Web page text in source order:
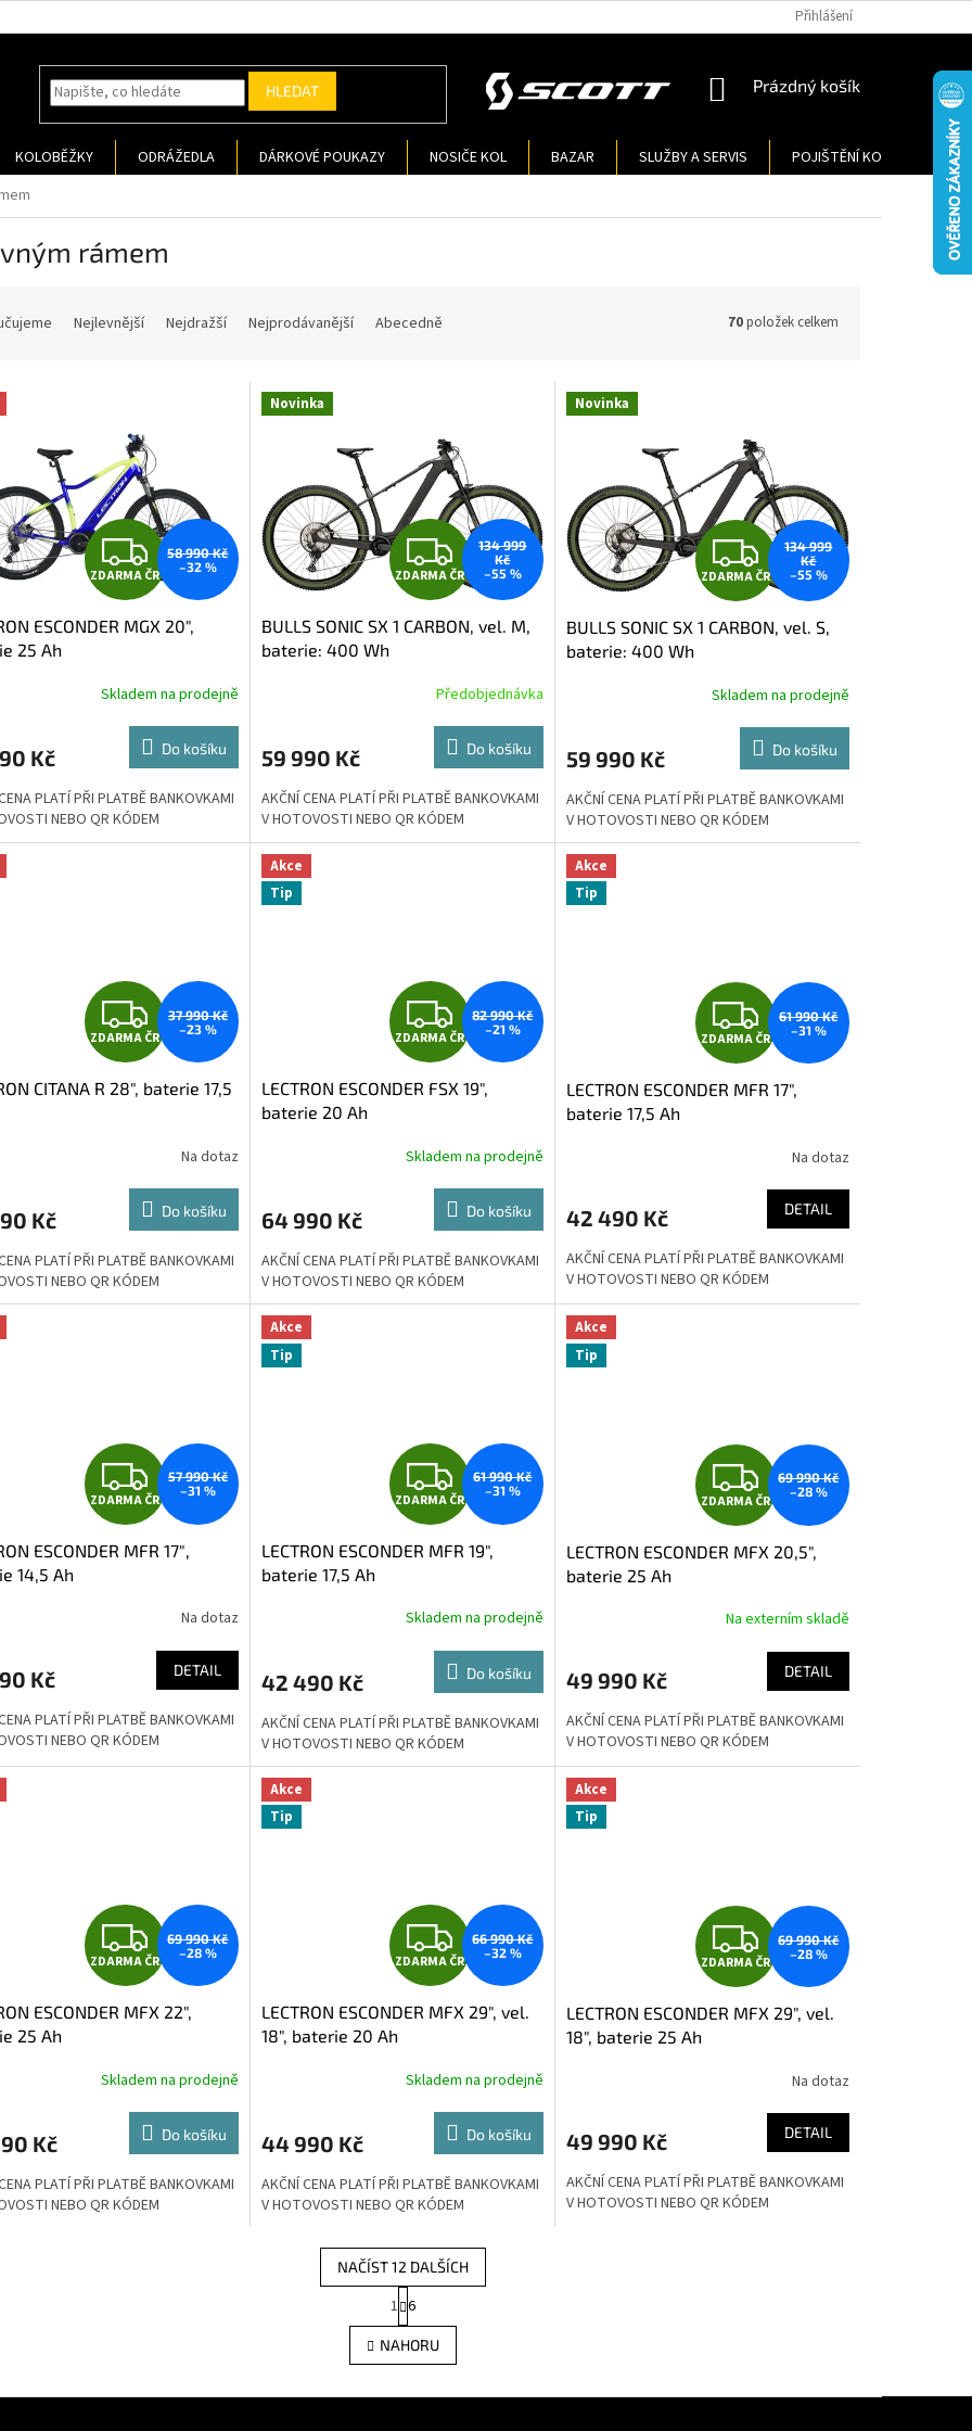
Přihlášení
HLEDAT
NÁKUPNÍ
Prázdný košík
KOLOBĚŽKY ODRÁŽEDLA DÁRKOVÉ POUKAZY NOSIČE KOL BAZAR SLUŽBY A SERVIS POJIŠTĚNÍ KOL
rámem
Nejlevnější Nejdražší Nejprodávanější Abecedně 70položek celkem
Z
D
A
R
M
A
ZDARMA ČR
58 990 Kč
–32 %
ESCONDER MGX 20",
25 Ah
Skladem na prodejně
Kč Do košíku
PLATÍ PŘI PLATBĚ BANKOVKAMI
NEBO QR KÓDEM
Novinka
Z
D
A
R
M
A
ZDARMA ČR
134 999
Kč
–55 %
BULLS SONIC SX 1 CARBON, vel. M,
baterie: 400 Wh
Předobjednávka
59 990 Kč Do košíku
AKČNÍ CENA PLATÍ PŘI PLATBĚ BANKOVKAMI
V HOTOVOSTI NEBO QR KÓDEM
Novinka
Z
D
A
R
M
A
ZDARMA ČR
134 999
Kč
–55 %
BULLS SONIC SX 1 CARBON, vel. S,
baterie: 400 Wh
Skladem na prodejně
59 990 Kč Do košíku
AKČNÍ CENA PLATÍ PŘI PLATBĚ BANKOVKAMI
V HOTOVOSTI NEBO QR KÓDEM
Z
D
A
M
A
ZDARMA ČR
37 990 Kč
–23 %
CITANA R 28", baterie 17,5
Na dotaz
Kč Do košíku
PLATÍ PŘI PLATBĚ BANKOVKAMI
NEBO QR KÓDEM
Akce
Tip
Z
D
A
R
M
A
ZDARMA ČR
82 990 Kč
–21 %
LECTRON ESCONDER FSX 19",
baterie 20 Ah
Skladem na prodejně
64 990 Kč Do košíku
AKČNÍ CENA PLATÍ PŘI PLATBĚ BANKOVKAMI
V HOTOVOSTI NEBO QR KÓDEM
Akce
Tip
Z
D
A
M
A
ZDARMA ČR
61 990 Kč
–31 %
LECTRON ESCONDER MFR 17",
baterie 17,5 Ah
Na dotaz
42 490 Kč DETAIL
AKČNÍ CENA PLATÍ PŘI PLATBĚ BANKOVKAMI
V HOTOVOSTI NEBO QR KÓDEM
Z
D
A
M
A
ZDARMA ČR
57 990 Kč
–31 %
ESCONDER MFR 17″,
14,5 Ah
Na dotaz
Kč DETAIL
PLATÍ PŘI PLATBĚ BANKOVKAMI
NEBO QR KÓDEM
Akce
Tip
Z
D
A
R
M
A
ZDARMA ČR
61 990 Kč
–31 %
LECTRON ESCONDER MFR 19",
baterie 17,5 Ah
Skladem na prodejně
42 490 Kč Do košíku
AKČNÍ CENA PLATÍ PŘI PLATBĚ BANKOVKAMI
V HOTOVOSTI NEBO QR KÓDEM
Akce
Tip
Z
D
A
R
M
A
ZDARMA ČR
69 990 Kč
–28 %
LECTRON ESCONDER MFX 20,5",
baterie 25 Ah
Na externím skladě
49 990 Kč DETAIL
AKČNÍ CENA PLATÍ PŘI PLATBĚ BANKOVKAMI
V HOTOVOSTI NEBO QR KÓDEM
Z
D
A
R
M
A
ZDARMA ČR
69 990 Kč
–28 %
ESCONDER MFX 22",
25 Ah
Skladem na prodejně
Kč Do košíku
PLATÍ PŘI PLATBĚ BANKOVKAMI
NEBO QR KÓDEM
Akce
Tip
Z
D
A
R
M
A
ZDARMA ČR
66 990 Kč
–32 %
LECTRON ESCONDER MFX 29", vel.
18", baterie 20 Ah
Skladem na prodejně
44 990 Kč Do košíku
AKČNÍ CENA PLATÍ PŘI PLATBĚ BANKOVKAMI
V HOTOVOSTI NEBO QR KÓDEM
Akce
Tip
Z
D
A
M
A
ZDARMA ČR
69 990 Kč
–28 %
LECTRON ESCONDER MFX 29", vel.
18", baterie 25 Ah
Na dotaz
49 990 Kč DETAIL
AKČNÍ CENA PLATÍ PŘI PLATBĚ BANKOVKAMI
V HOTOVOSTI NEBO QR KÓDEM
O
v
l
d
NAČÍST 12 DALŠÍCH
t
r
á
n
1 6
NAHORU